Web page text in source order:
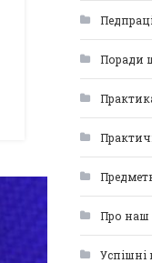
Поради
Про наш